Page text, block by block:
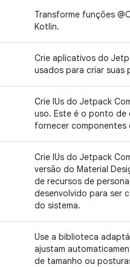
Transforme funções
Kotlin.
Crie aplicativos do
usados para criar suas
Crie IUs do Jetpack
uso. Este é o ponto de
fornecer componentes
Crie IUs do Jetpack
versão do Material
de recursos de
desenvolvido para ser
do sistema.
Use a biblioteca
ajustam
de tamanho ou